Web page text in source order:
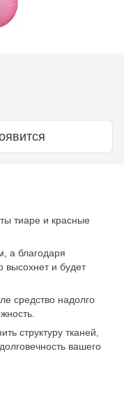
тиаре и красные
а благодаря
высохнет и будет
средство надолго
структуру тканей,
вашего